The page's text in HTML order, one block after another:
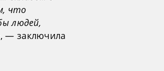
что
людей,
, — заключила